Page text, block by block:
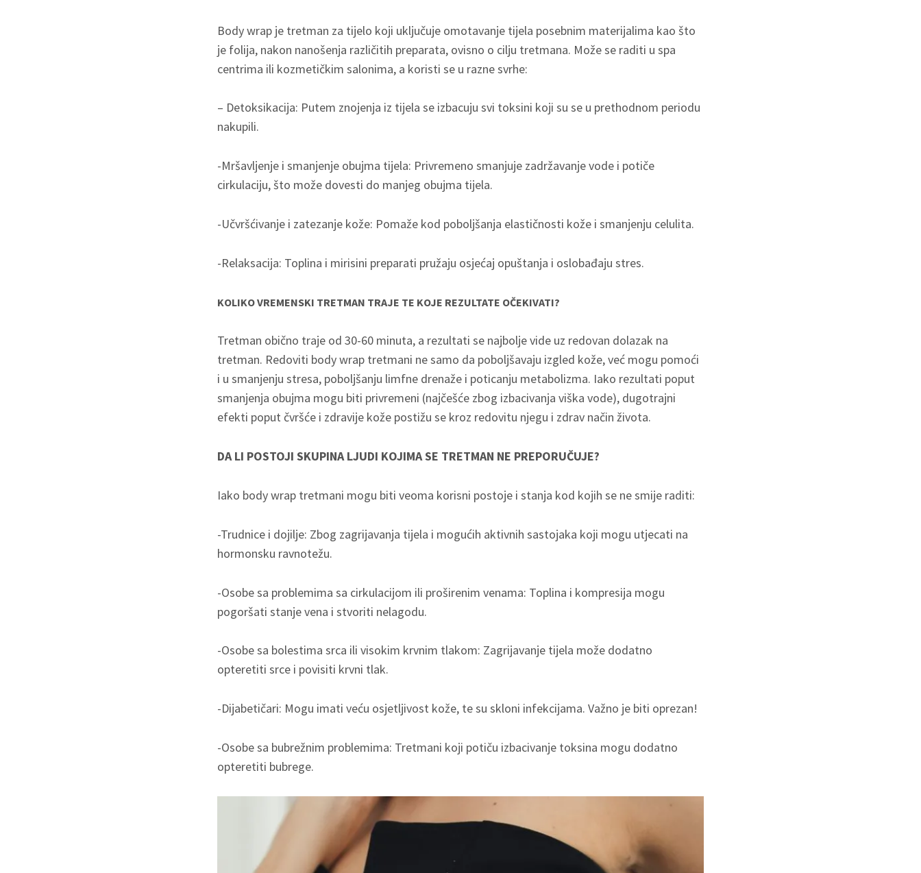
Body wrap je tretman za tijelo koji uključuje omotavanje tijela posebnim materijalima kao što
je folija, nakon nanošenja različitih preparata, ovisno o cilju tretmana. Može se raditi u spa
centrima ili kozmetičkim salonima, a koristi se u razne svrhe:
– Detoksikacija: Putem znojenja iz tijela se izbacuju svi toksini koji su se u prethodnom periodu
nakupili.
-Mršavljenje i smanjenje obujma tijela: Privremeno smanjuje zadržavanje vode i potiče
cirkulaciju, što može dovesti do manjeg obujma tijela.
-Učvršćivanje i zatezanje kože: Pomaže kod poboljšanja elastičnosti kože i smanjenju celulita.
-Relaksacija: Toplina i mirisini preparati pružaju osjećaj opuštanja i oslobađaju stres.
KOLIKO VREMENSKI TRETMAN TRAJE TE KOJE REZULTATE OČEKIVATI?
Tretman obično traje od 30-60 minuta, a rezultati se najbolje vide uz redovan dolazak na
tretman. Redoviti body wrap tretmani ne samo da poboljšavaju izgled kože, već mogu pomoći
i u smanjenju stresa, poboljšanju limfne drenaže i poticanju metabolizma. Iako rezultati poput
smanjenja obujma mogu biti privremeni (najčešće zbog izbacivanja viška vode), dugotrajni
efekti poput čvršće i zdravije kože postižu se kroz redovitu njegu i zdrav način života.
DA LI POSTOJI SKUPINA LJUDI KOJIMA SE TRETMAN NE PREPORUČUJE?
Iako body wrap tretmani mogu biti veoma korisni postoje i stanja kod kojih se ne smije raditi:
-Trudnice i dojilje: Zbog zagrijavanja tijela i mogućih aktivnih sastojaka koji mogu utjecati na
hormonsku ravnotežu.
-Osobe sa problemima sa cirkulacijom ili proširenim venama: Toplina i kompresija mogu
pogoršati stanje vena i stvoriti nelagodu.
-Osobe sa bolestima srca ili visokim krvnim tlakom: Zagrijavanje tijela može dodatno
opteretiti srce i povisiti krvni tlak.
-Dijabetičari: Mogu imati veću osjetljivost kože, te su skloni infekcijama. Važno je biti oprezan!
-Osobe sa bubrežnim problemima: Tretmani koji potiču izbacivanje toksina mogu dodatno
opteretiti bubrege.